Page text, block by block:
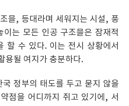
믈, 등대라며 세워지는 시설, 풍
이는 모든 인공 구조믈은 잠재적
할 수 있다. 이는 전시 상황에서
용될 여지가 충분하다.
정부의 태도를 두고 묻지 않을
점을 어디까지 쥐고 있기에, 서